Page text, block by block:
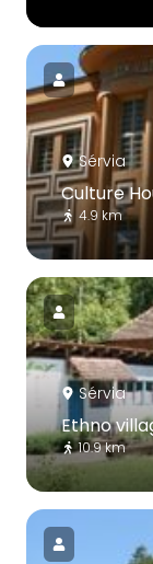
Sérvia
Culture
4.9 km
Sérvia
Ethno
10.9 km